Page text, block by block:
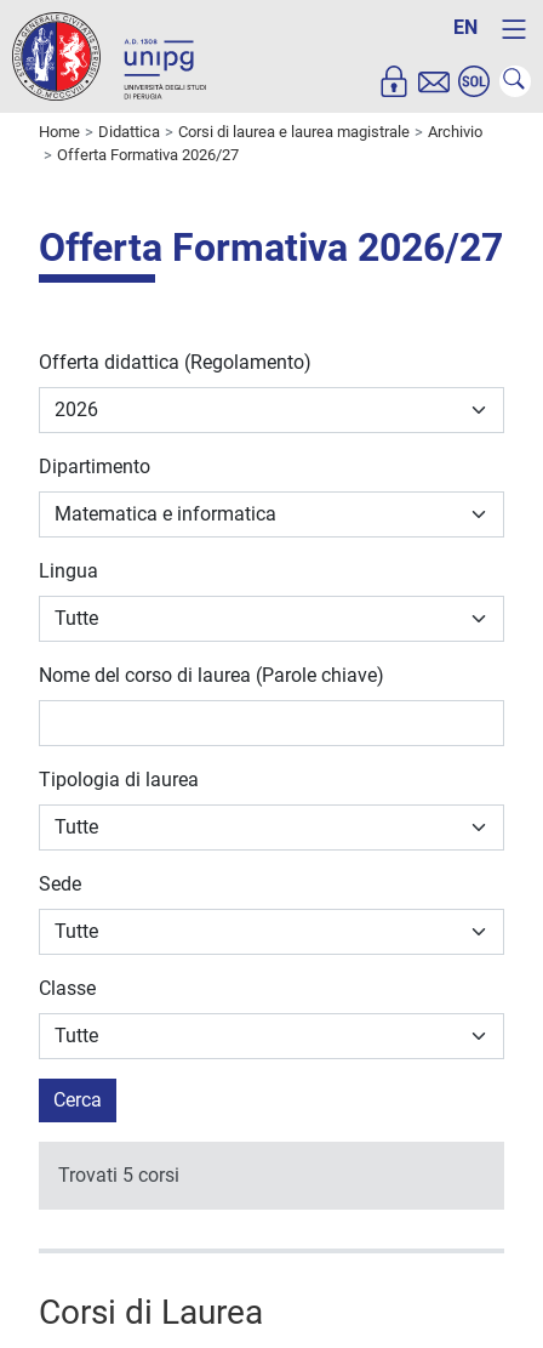
EN
Home Didattica Corsi di laurea e laurea magistrale
Archivio
Offerta Formativa 2026/27
Offerta Formativa 2026/27
Offerta didattica (Regolamento)
Dipartimento
Lingua
Nome del corso di laurea (Parole chiave)
Tipologia di laurea
Sede
Classe
Cerca
Trovati 5 corsi
Corsi di Laurea